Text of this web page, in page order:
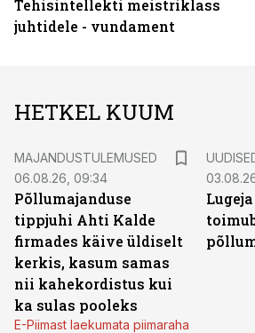
Tehisintellekti meistriklass
juhtidele - vundament
HETKEL KUUM
MAJANDUSTULEMUSED
06.08.26, 09:34
Põllumajanduse
tippjuhi Ahti Kalde
firmades käive üldiselt
kerkis, kasum samas
nii kahekordistus kui
ka sulas pooleks
E-Piimast laekumata piimaraha